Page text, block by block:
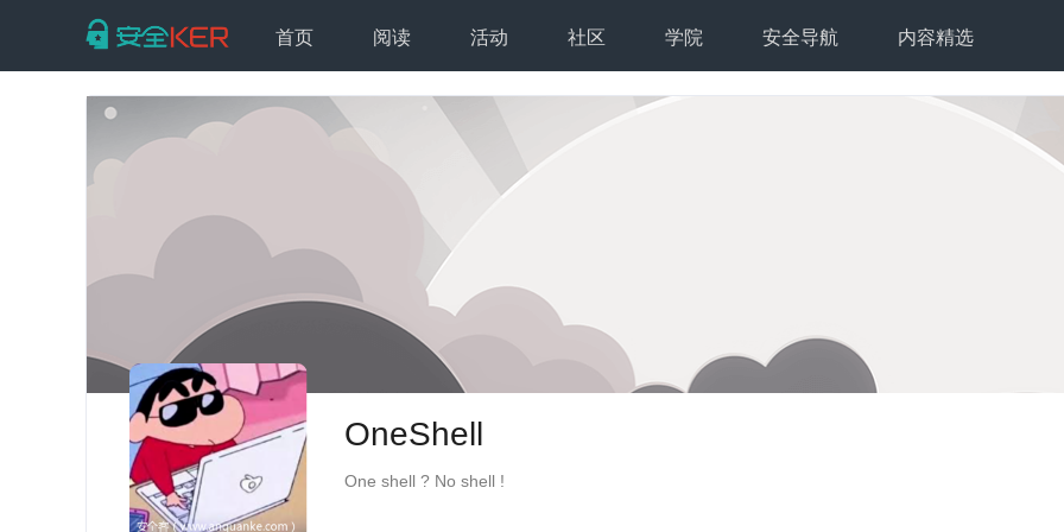
首页 阅读 活动 社区 学院 安全导航 内容精选
OneShell
One shell ? No shell !